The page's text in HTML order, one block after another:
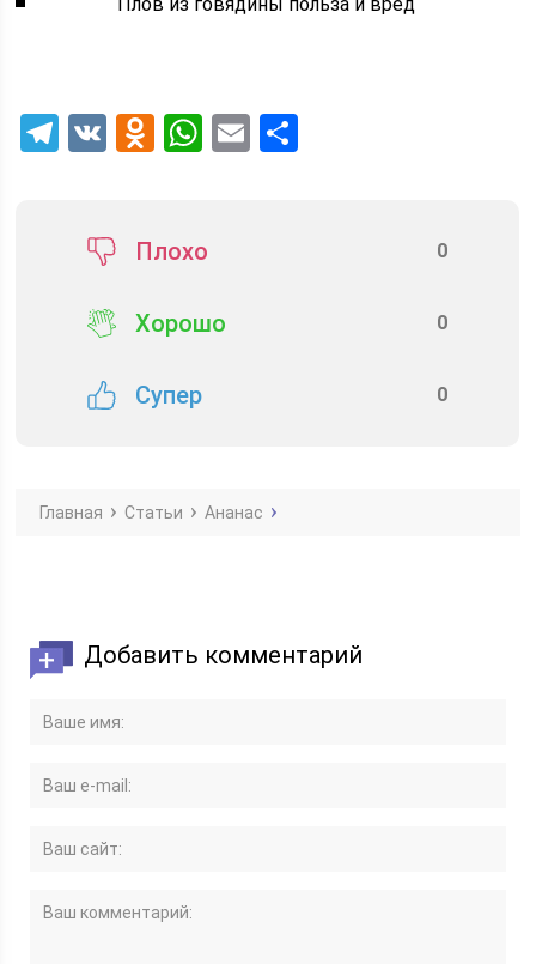
Telegram
VK Odnoklassniki
WhatsApp
Email
Плохо 0
Хорошо 0
Супер 0
Главная Статьи Ананас
Добавить комментарий